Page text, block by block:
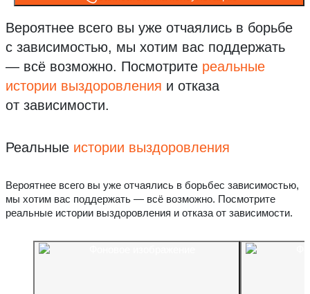
Вероятнее всего вы уже отчаялись в борьбе
с зависимостью, мы хотим вас поддержать
— всё возможно. Посмотрите реальные
истории выздоровления и отказа
от зависимости.
Реальные истории выздоровления
Вероятнее всего вы уже отчаялись в борьбес зависимостью,
мы хотим вас поддержать — всё возможно. Посмотрите
реальные истории выздоровления и отказа от зависимости.